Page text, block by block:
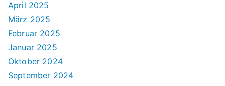
April 2025
März 2025
Februar 2025
Januar 2025
Oktober 2024
September 2024